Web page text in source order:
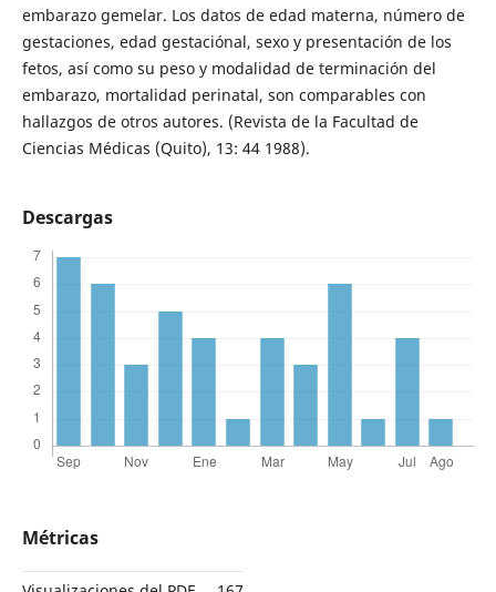
embarazo gemelar. Los datos de edad materna, número de
gestaciones, edad gestaciónal, sexo y presentación de los
fetos, así como su peso y modalidad de terminación del
embarazo, mortalidad perinatal, son comparables con
hallazgos de otros autores. (Revista de la Facultad de
Ciencias Médicas (Quito), 13: 44 1988).
Descargas
Métricas